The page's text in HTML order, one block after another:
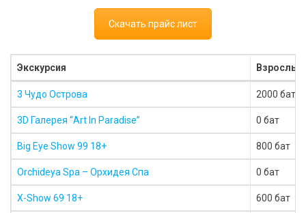
Скачать прайс лист
Экскурсия Взрослый
3 Чудо Острова 2000 бат
3D Галерея “Art In Paradise” 0 бат
Big Eye Show 99 18+ 800 бат
Orchideya Spa – Орхидея Спа 0 бат
X-Show 69 18+ 600 бат